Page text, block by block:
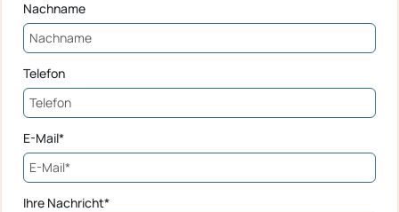
Nachname
Telefon
E-Mail*
Ihre Nachricht*